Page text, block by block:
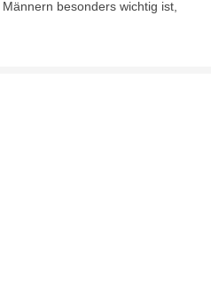
besonders wichtig ist,